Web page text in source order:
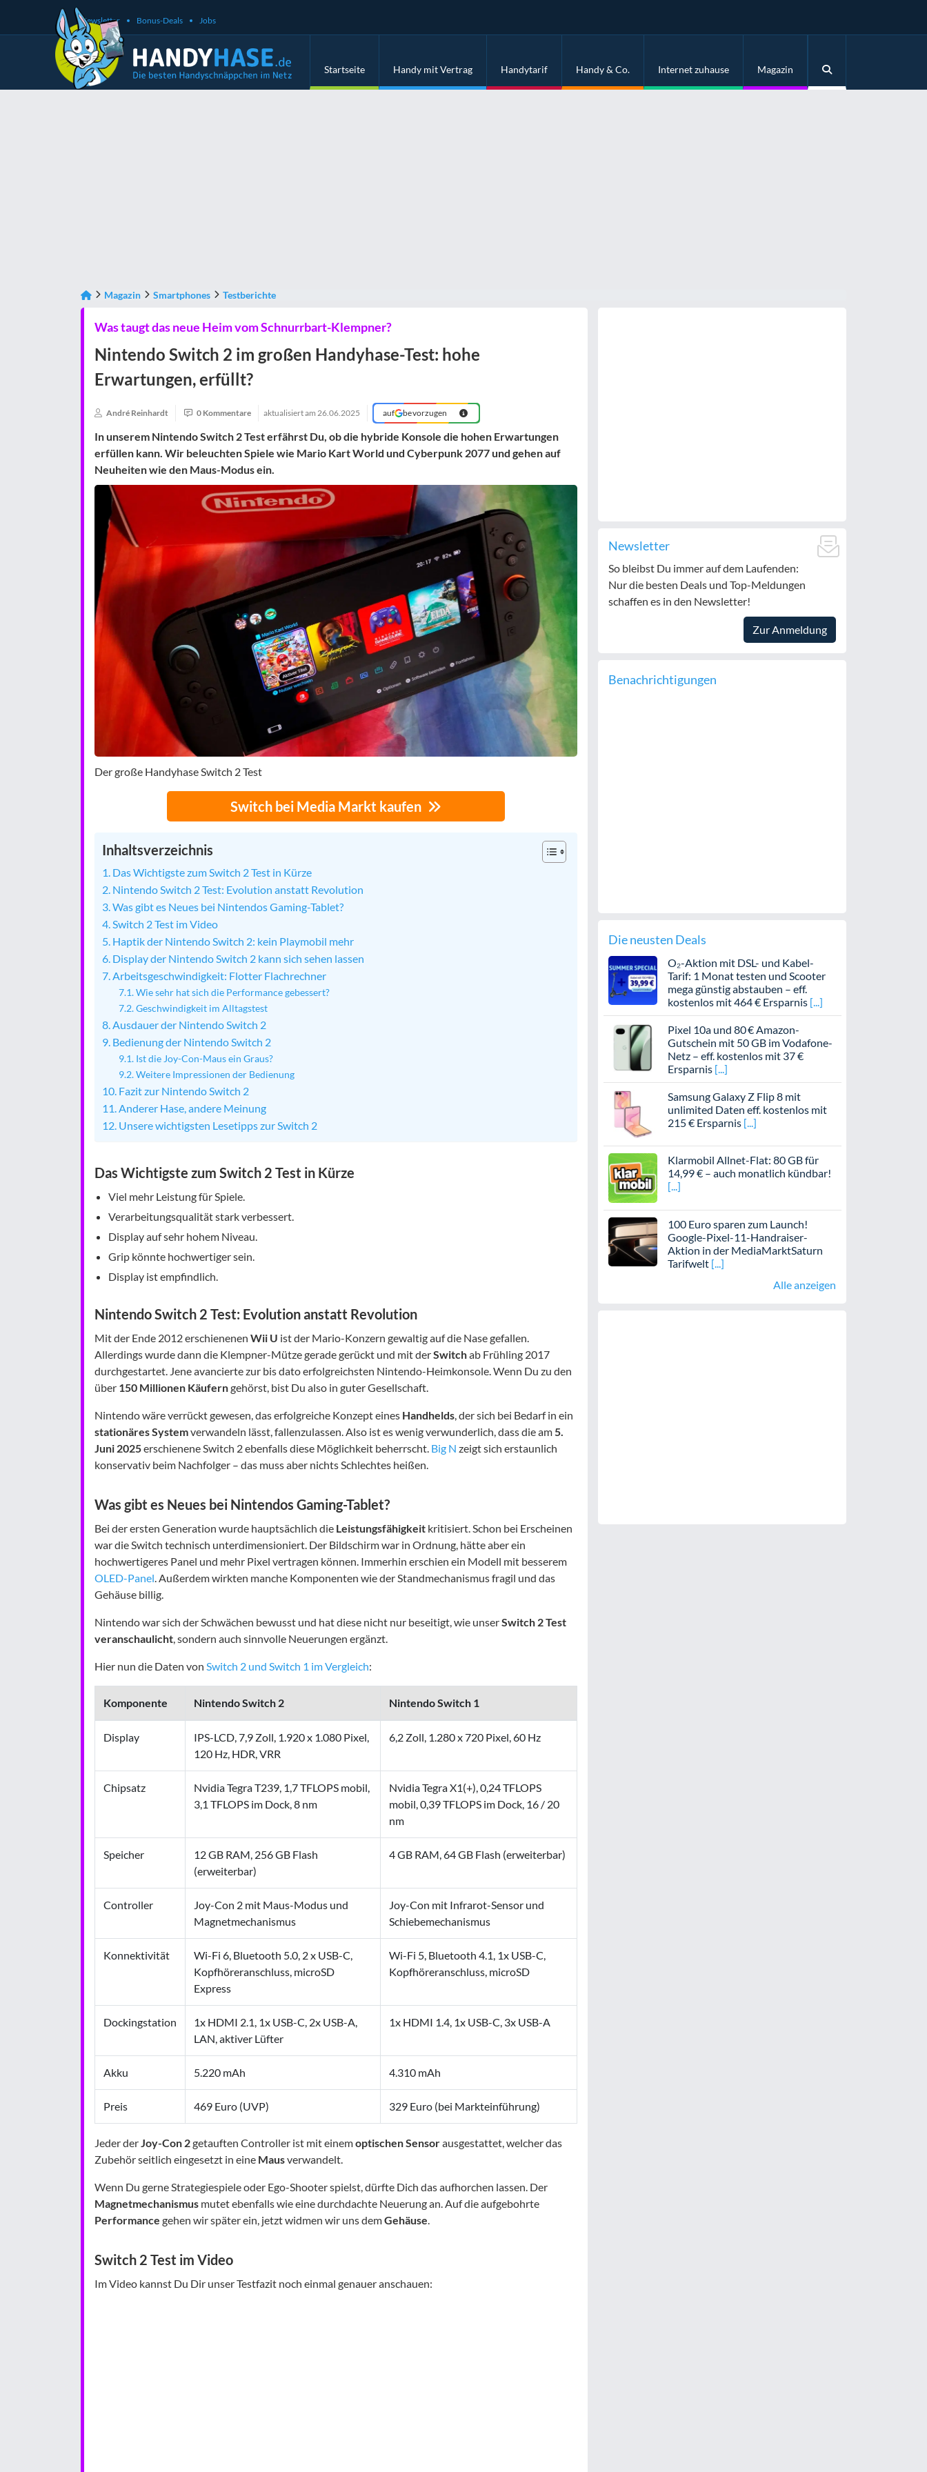
Newsletter Bonus-Deals Jobs
Startseite Handy mit Vertrag Handytarif Handy & Co. Internet zuhause Magazin
Magazin Smartphones Testberichte
Was taugt das neue Heim vom Schnurrbart-Klempner?
Nintendo Switch 2 im großen Handyhase-Test: hohe
Erwartungen, erfüllt?
André Reinhardt 0 Kommentare aktualisiert am 26.06.2025 auf bevorzugen
In unserem Nintendo Switch 2 Test erfährst Du, ob die hybride Konsole die hohen Erwartungen
erfüllen kann. Wir beleuchten Spiele wie Mario Kart World und Cyberpunk 2077 und gehen auf
Neuheiten wie den Maus-Modus ein.
Der große Handyhase Switch 2 Test
Switch bei Media Markt kaufen
Inhaltsverzeichnis
Das Wichtigste zum Switch 2 Test in Kürze
Nintendo Switch 2 Test: Evolution anstatt Revolution
Was gibt es Neues bei Nintendos Gaming-Tablet?
Switch 2 Test im Video
Haptik der Nintendo Switch 2: kein Playmobil mehr
Display der Nintendo Switch 2 kann sich sehen lassen
Arbeitsgeschwindigkeit: Flotter Flachrechner
Wie sehr hat sich die Performance gebessert?
Geschwindigkeit im Alltagstest
Ausdauer der Nintendo Switch 2
Bedienung der Nintendo Switch 2
Ist die Joy-Con-Maus ein Graus?
Weitere Impressionen der Bedienung
Fazit zur Nintendo Switch 2
Anderer Hase, andere Meinung
Unsere wichtigsten Lesetipps zur Switch 2
Das Wichtigste zum Switch 2 Test in Kürze
Viel mehr Leistung für Spiele.
Verarbeitungsqualität stark verbessert.
Display auf sehr hohem Niveau.
Grip könnte hochwertiger sein.
Display ist empfindlich.
Nintendo Switch 2 Test: Evolution anstatt Revolution
Mit der Ende 2012 erschienenen Wii U ist der Mario-Konzern gewaltig auf die Nase gefallen.
Allerdings wurde dann die Klempner-Mütze gerade gerückt und mit derSwitchab Frühling 2017
durchgestartet. Jene avancierte zur bis dato erfolgreichsten Nintendo-Heimkonsole. Wenn Du zu den
über 150 Millionen Käuferngehörst, bist Du also in guter Gesellschaft.
Nintendo wäre verrückt gewesen, das erfolgreiche Konzept eines Handhelds, der sich bei Bedarf in ein
stationäres Systemverwandeln lässt, fallenzulassen. Also ist es wenig verwunderlich, dass die am5.
Juni 2025erschienene Switch 2 ebenfalls diese Möglichkeit beherrscht. Big N zeigt sich erstaunlich
konservativ beim Nachfolger – das muss aber nichts Schlechtes heißen.
Was gibt es Neues bei Nintendos Gaming-Tablet?
Bei der ersten Generation wurde hauptsächlich die Leistungsfähigkeit kritisiert. Schon bei Erscheinen
war die Switch technisch unterdimensioniert. Der Bildschirm war in Ordnung, hätte aber ein
hochwertigeres Panel und mehr Pixel vertragen können. Immerhin erschien ein Modell mit besserem
OLED-Panel. Außerdem wirkten manche Komponenten wie der Standmechanismus fragil und das
Gehäuse billig.
Nintendo war sich der Schwächen bewusst und hat diese nicht nur beseitigt, wie unserSwitch 2 Test
veranschaulicht, sondern auch sinnvolle Neuerungen ergänzt.
Hier nun die Daten von Switch 2 und Switch 1 im Vergleich:
Komponente Nintendo Switch 2 Nintendo Switch 1
Display
IPS-LCD, 7,9 Zoll, 1.920 x 1.080 Pixel,
120 Hz, HDR, VRR
6,2 Zoll, 1.280 x 720 Pixel, 60 Hz
Chipsatz
Nvidia Tegra T239, 1,7 TFLOPS mobil,
3,1 TFLOPS im Dock, 8 nm
Nvidia Tegra X1(+), 0,24 TFLOPS
mobil, 0,39 TFLOPS im Dock, 16 / 20
nm
Speicher
12 GB RAM, 256 GB Flash
(erweiterbar)
4 GB RAM, 64 GB Flash (erweiterbar)
Controller
Joy-Con 2 mit Maus-Modus und
Magnetmechanismus
Joy-Con mit Infrarot-Sensor und
Schiebemechanismus
Konnektivität
Wi-Fi 6, Bluetooth 5.0, 2 x USB-C,
Kopfhöreranschluss, microSD
Express
Wi-Fi 5, Bluetooth 4.1, 1x USB-C,
Kopfhöreranschluss, microSD
Dockingstation
1x HDMI 2.1, 1x USB-C, 2x USB-A,
LAN, aktiver Lüfter
1x HDMI 1.4, 1x USB-C, 3x USB-A
Akku 5.220 mAh 4.310 mAh
Preis 469 Euro (UVP) 329 Euro (bei Markteinführung)
Jeder derJoy-Con 2getauften Controller ist mit einemoptischen Sensorausgestattet, welcher das
Zubehör seitlich eingesetzt in eine Mausverwandelt.
Wenn Du gerne Strategiespiele oder Ego-Shooter spielst, dürfte Dich das aufhorchen lassen. Der
Magnetmechanismus mutet ebenfalls wie eine durchdachte Neuerung an. Auf die aufgebohrte
Performance gehen wir später ein, jetzt widmen wir uns demGehäuse.
Switch 2 Test im Video
Im Video kannst Du Dir unser Testfazit noch einmal genauer anschauen:
Newsletter
So bleibst Du immer auf dem Laufenden:
Nur die besten Deals und Top-Meldungen
schaffen es in den Newsletter!
Zur Anmeldung
Benachrichtigungen
Die neusten Deals
O₂-Aktion mit DSL- und Kabel-
Tarif: 1 Monat testen und Scooter
mega günstig abstauben – eff.
kostenlos mit 464 € Ersparnis
Pixel 10a und 80 € Amazon-
Gutschein mit 50 GB im Vodafone-
Netz – eff. kostenlos mit 37 €
Ersparnis
Samsung Galaxy Z Flip 8 mit
unlimited Daten eff. kostenlos mit
215 € Ersparnis
Klarmobil Allnet-Flat: 80 GB für
14,99 € – auch monatlich kündbar!
100 Euro sparen zum Launch!
Google-Pixel-11-Handraiser-
Aktion in der MediaMarktSaturn
Tarifwelt
Alle anzeigen